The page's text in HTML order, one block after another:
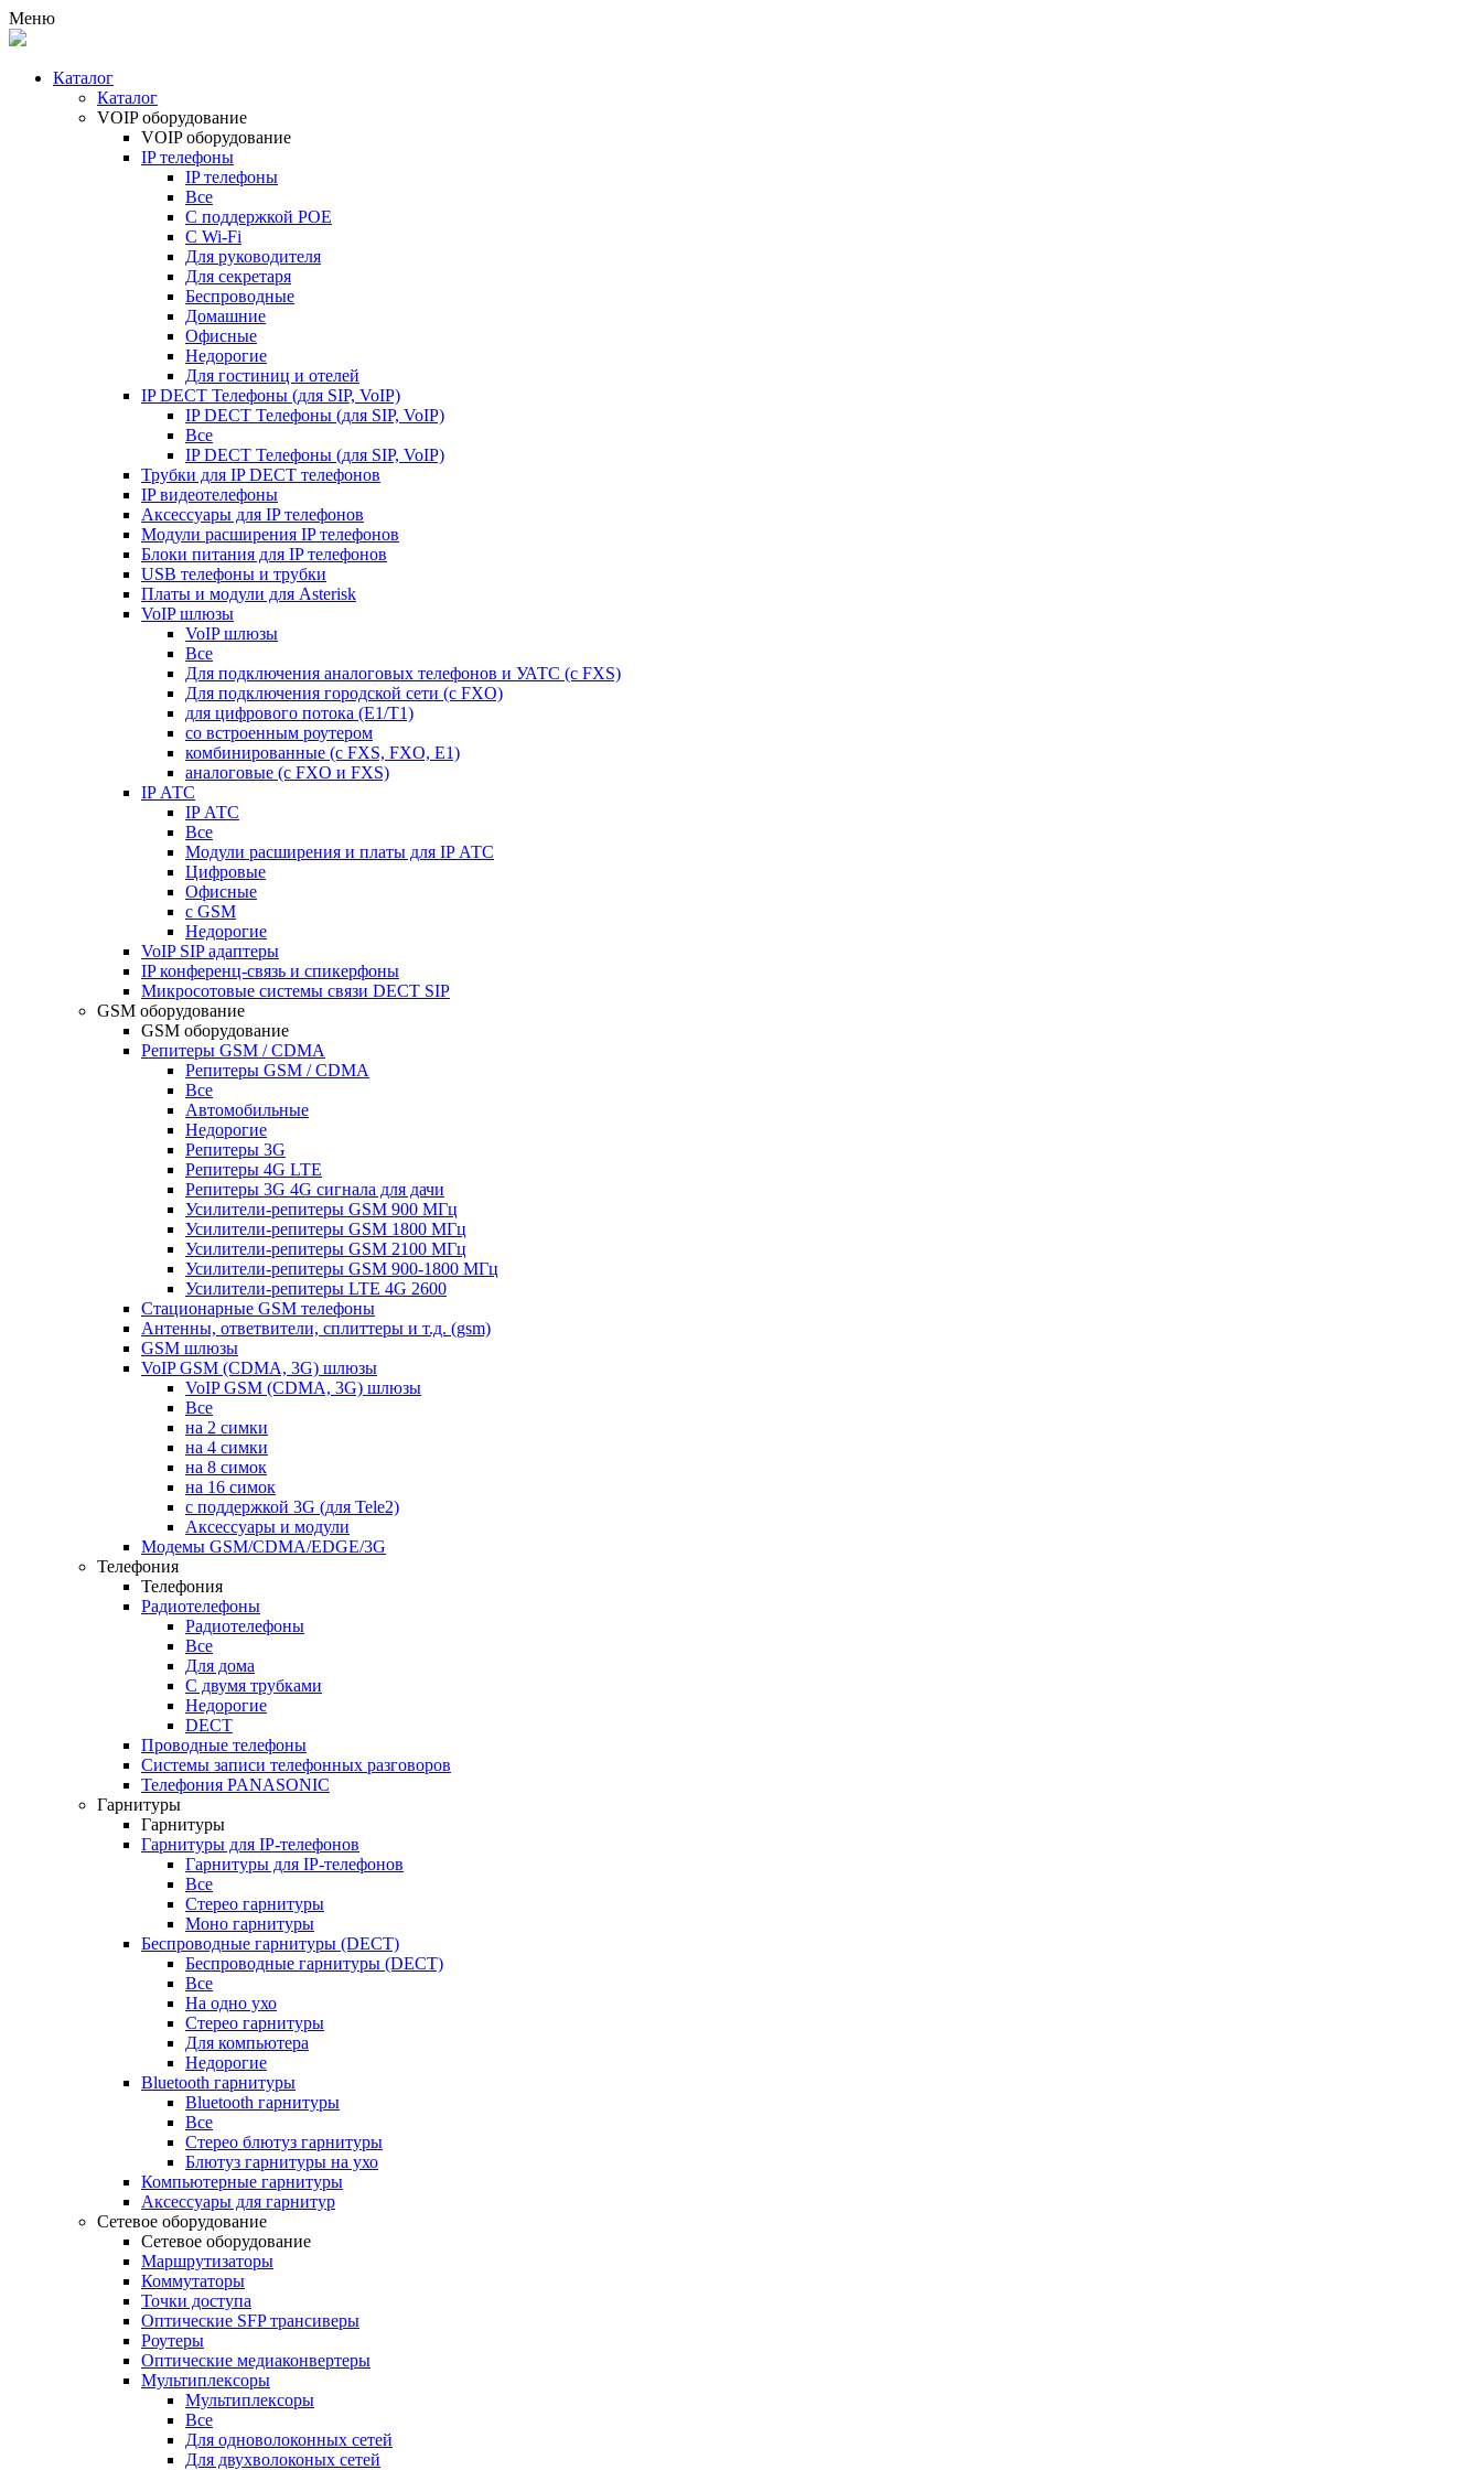
Меню
Каталог
Каталог
VOIP оборудование
VOIP оборудование
IP телефоны
IP телефоны
Все
С поддержкой POE
C Wi-Fi
Для руководителя
Для секретаря
Беспроводные
Домашние
Офисные
Недорогие
Для гостиниц и отелей
IP DECT Телефоны (для SIP, VoIP)
IP DECT Телефоны (для SIP, VoIP)
Все
IP DECT Телефоны (для SIP, VoIP)
Трубки для IP DECT телефонов
IP видеотелефоны
Аксессуары для IP телефонов
Модули расширения IP телефонов
Блоки питания для IP телефонов
USB телефоны и трубки
Платы и модули для Asterisk
VoIP шлюзы
VoIP шлюзы
Все
Для подключения аналоговых телефонов и УАТС (с FXS)
Для подключения городской сети (с FXO)
для цифрового потока (E1/T1)
со встроенным роутером
комбинированные (c FXS, FXO, E1)
аналоговые (с FXO и FXS)
IP АТС
IP АТС
Все
Модули расширения и платы для IP АТС
Цифровые
Офисные
с GSM
Недорогие
VoIP SIP адаптеры
IP конференц-связь и спикерфоны
Микросотовые системы связи DECT SIP
GSM оборудование
GSM оборудование
Репитеры GSM / CDMA
Репитеры GSM / CDMA
Все
Автомобильные
Недорогие
Репитеры 3G
Репитеры 4G LTE
Репитеры 3G 4G сигнала для дачи
Усилители-репитеры GSM 900 МГц
Усилители-репитеры GSM 1800 МГц
Усилители-репитеры GSM 2100 МГц
Усилители-репитеры GSM 900-1800 МГц
Усилители-репитеры LTE 4G 2600
Стационарные GSM телефоны
Антенны, ответвители, сплиттеры и т.д. (gsm)
GSM шлюзы
VoIP GSM (CDMA, 3G) шлюзы
VoIP GSM (CDMA, 3G) шлюзы
Все
на 2 симки
на 4 симки
на 8 симок
на 16 симок
с поддержкой 3G (для Tele2)
Аксессуары и модули
Модемы GSM/CDMA/EDGE/3G
Телефония
Телефония
Радиотелефоны
Радиотелефоны
Все
Для дома
С двумя трубками
Недорогие
DECT
Проводные телефоны
Системы записи телефонных разговоров
Телефония PANASONIC
Гарнитуры
Гарнитуры
Гарнитуры для IP-телефонов
Гарнитуры для IP-телефонов
Все
Стерео гарнитуры
Моно гарнитуры
Беспроводные гарнитуры (DECT)
Беспроводные гарнитуры (DECT)
Все
На одно ухо
Стерео гарнитуры
Для компьютера
Недорогие
Bluetooth гарнитуры
Bluetooth гарнитуры
Все
Стерео блютуз гарнитуры
Блютуз гарнитуры на ухо
Компьютерные гарнитуры
Аксессуары для гарнитур
Сетевое оборудование
Сетевое оборудование
Маршрутизаторы
Коммутаторы
Точки доступа
Оптические SFP трансиверы
Роутеры
Оптические медиаконвертеры
Мультиплексоры
Мультиплексоры
Все
Для одноволоконных сетей
Для двухволоконых сетей